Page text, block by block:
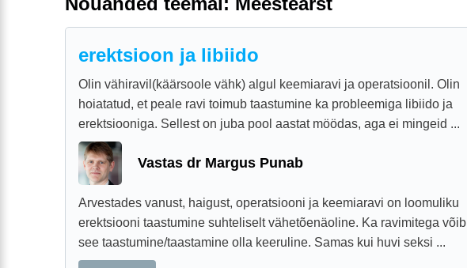
erektsioon ja libiido
Olin vähiravil(käärsoole vähk) algul keemiaravi ja operatsioonil. Olin
hoiatatud, et peale ravi toimub taastumine ka probleemiga libiido ja
erektsiooniga. Sellest on juba pool aastat möödas, aga ei mingeid ...
Vastas dr Margus Punab
Arvestades vanust, haigust, operatsiooni ja keemiaravi on loomuliku
erektsiooni taastumine suhteliselt vähetõenäoline. Ka ravimitega võib
see taastumine/taastamine olla keeruline. Samas kui huvi seksi ...